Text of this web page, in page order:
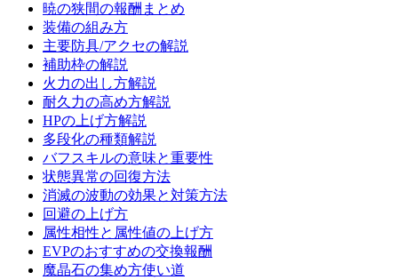
暁の狭間の報酬まとめ
装備の組み方
主要防具/アクセの解説
補助枠の解説
火力の出し方解説
耐久力の高め方解説
HPの上げ方解説
多段化の種類解説
バフスキルの意味と重要性
状態異常の回復方法
消滅の波動の効果と対策方法
回避の上げ方
属性相性と属性値の上げ方
EVPのおすすめの交換報酬
魔晶石の集め方使い道